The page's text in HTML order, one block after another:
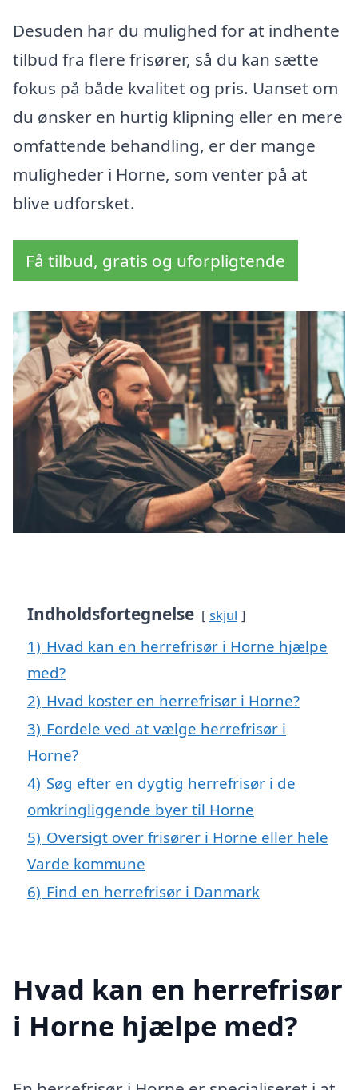
Desuden har du mulighed for at indhente
tilbud fra flere frisører, så du kan sætte
fokus på både kvalitet og pris. Uanset om
du ønsker en hurtig klipning eller en mere
omfattende behandling, er der mange
muligheder i Horne, som venter på at
blive udforsket.
Få tilbud, gratis og uforpligtende
Indholdsfortegnelse skjul
1) Hvad kan en herrefrisør i Horne hjælpe
med?
2) Hvad koster en herrefrisør i Horne?
3) Fordele ved at vælge herrefrisør i
Horne?
4) Søg efter en dygtig herrefrisør i de
omkringliggende byer til Horne
5) Oversigt over frisører i Horne eller hele
Varde kommune
6) Find en herrefrisør i Danmark
Hvad kan en herrefrisør
i Horne hjælpe med?